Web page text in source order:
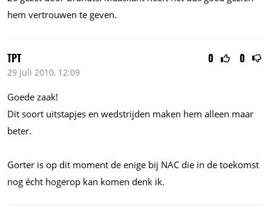
hem vertrouwen te geven.
0 0
TPT
29 juli 2010, 12:09
Goede zaak!
Dit soort uitstapjes en wedstrijden maken hem alleen maar
beter.
Gorter is op dit moment de enige bij NAC die in de toekomst
nog écht hogerop kan komen denk ik.